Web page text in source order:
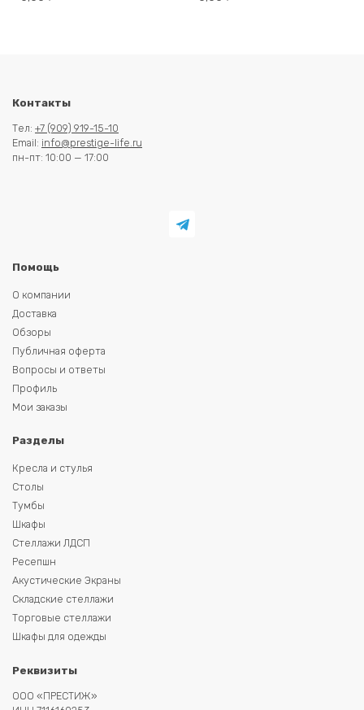
Контакты
Тел: +7 (909) 919-15-10
Email: info@prestige-life.ru
пн-пт: 10:00 — 17:00
Помощь
О компании
Доставка
Обзоры
Публичная оферта
Вопросы и ответы
Профиль
Мои заказы
Разделы
Кресла и стулья
Столы
Тумбы
Шкафы
Стеллажи ЛДСП
Ресепшн
Акустические Экраны
Складские стеллажи
Торговые стеллажи
Шкафы для одежды
Реквизиты
ООО «ПРЕСТИЖ»